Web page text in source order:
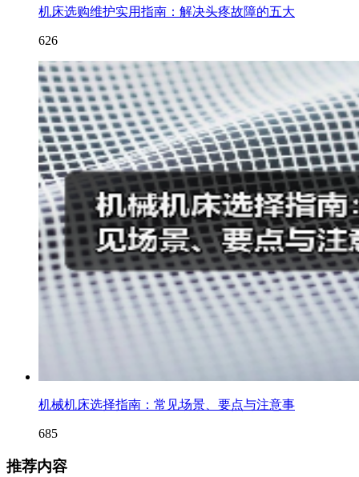
机床选购维护实用指南：解决头疼故障的五大
626
机械机床选择指南：常见场景、要点与注意事
685
推荐内容